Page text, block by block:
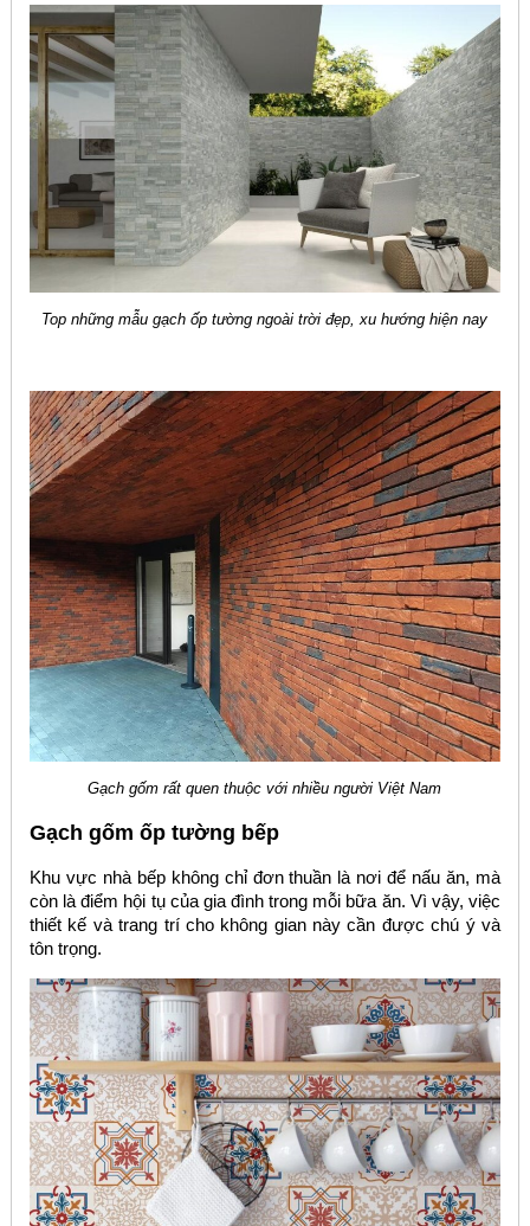
Top những mẫu gạch ốp tường ngoài trời đẹp, xu hướng hiện nay
Gạch gốm rất quen thuộc với nhiều người Việt Nam
Gạch gốm ốp tường bếp
Khu vực nhà bếp không chỉ đơn thuần là nơi để nấu ăn, mà
còn là điểm hội tụ của gia đình trong mỗi bữa ăn. Vì vậy, việc
thiết kế và trang trí cho không gian này cần được chú ý và
tôn trọng.